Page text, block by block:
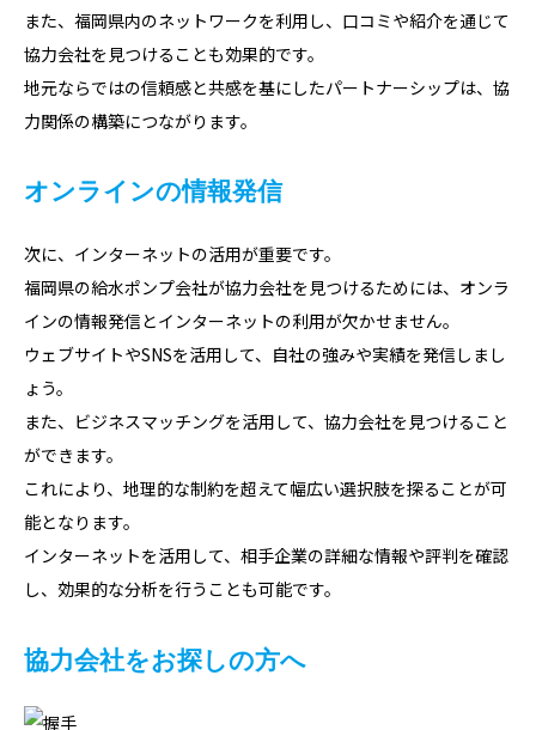
また、福岡県内のネットワークを利用し、口コミや紹介を通じて
協力会社を見つけることも効果的です。
地元ならではの信頼感と共感を基にしたパートナーシップは、協
力関係の構築につながります。
オンラインの情報発信
次に、インターネットの活用が重要です。
福岡県の給水ポンプ会社が協力会社を見つけるためには、オンラ
インの情報発信とインターネットの利用が欠かせません。
ウェブサイトやSNSを活用して、自社の強みや実績を発信しまし
ょう。
また、ビジネスマッチングを活用して、協力会社を見つけること
ができます。
これにより、地理的な制約を超えて幅広い選択肢を探ることが可
能となります。
インターネットを活用して、相手企業の詳細な情報や評判を確認
し、効果的な分析を行うことも可能です。
協力会社をお探しの方へ